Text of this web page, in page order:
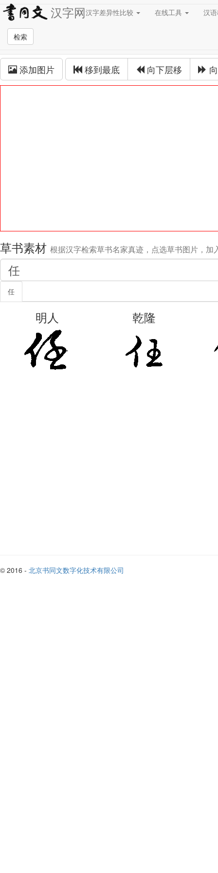
汉字网汉字差异性比较 在线工具 汉
检索
草书在线
添加图片 移到最底 向下层移
草书素材 根据汉字检索草书名家真迹，点选草书图片，加
任
明人 乾隆
© 2016 - 北京书同文数字化技术有限公司